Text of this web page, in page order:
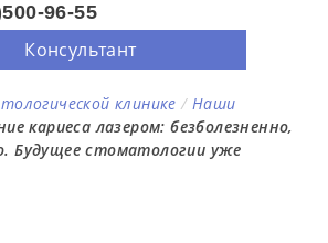
96-55
Консультант
клинике / Наши
кариеса лазером: безболезненно,
Будущее стоматологии уже